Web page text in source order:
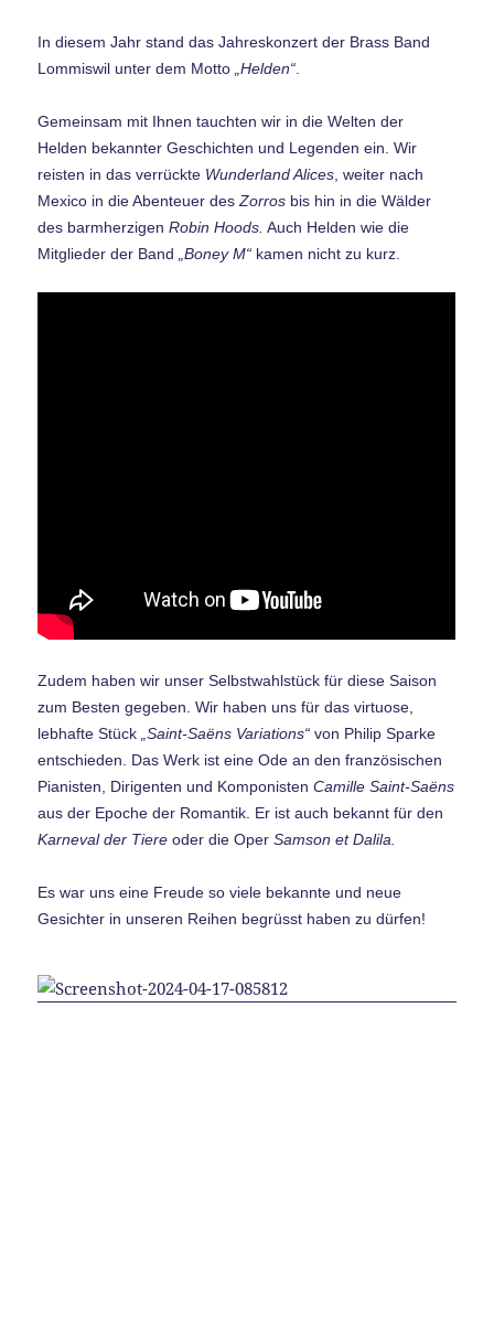
In diesem Jahr stand das Jahreskonzert der Brass Band
Lommiswil unter dem Motto „Helden“
Gemeinsam mit Ihnen tauchten wir in die Welten der
Helden bekannter Geschichten und Legenden ein. Wir
reisten in das verrückte Wunderland Alices , weiter nach
Mexico in die Abenteuer desZorros bis hin in die Wälder
des barmherzigenRobin Hoods. Auch Helden wie die
Mitglieder der Band
„Boney M“ kamen nicht zu kurz.
Zudem haben wir unser Selbstwahlstück für diese Saison
zum Besten gegeben. Wir haben uns für das virtuose,
lebhafte Stück „Saint-Saëns Variations“ von Philip Sparke
entschieden. Das Werk ist eine Ode an den französischen
Pianisten, Dirigenten und KomponistenCamille Saint-Saëns
aus der Epoche der Romantik. Er ist auch bekannt für den
Karneval der Tiere oder die OperSamson et Dalila.
Es war uns eine Freude so viele bekannte und neue
Gesichter in unseren Reihen begrüsst haben zu dürfen!